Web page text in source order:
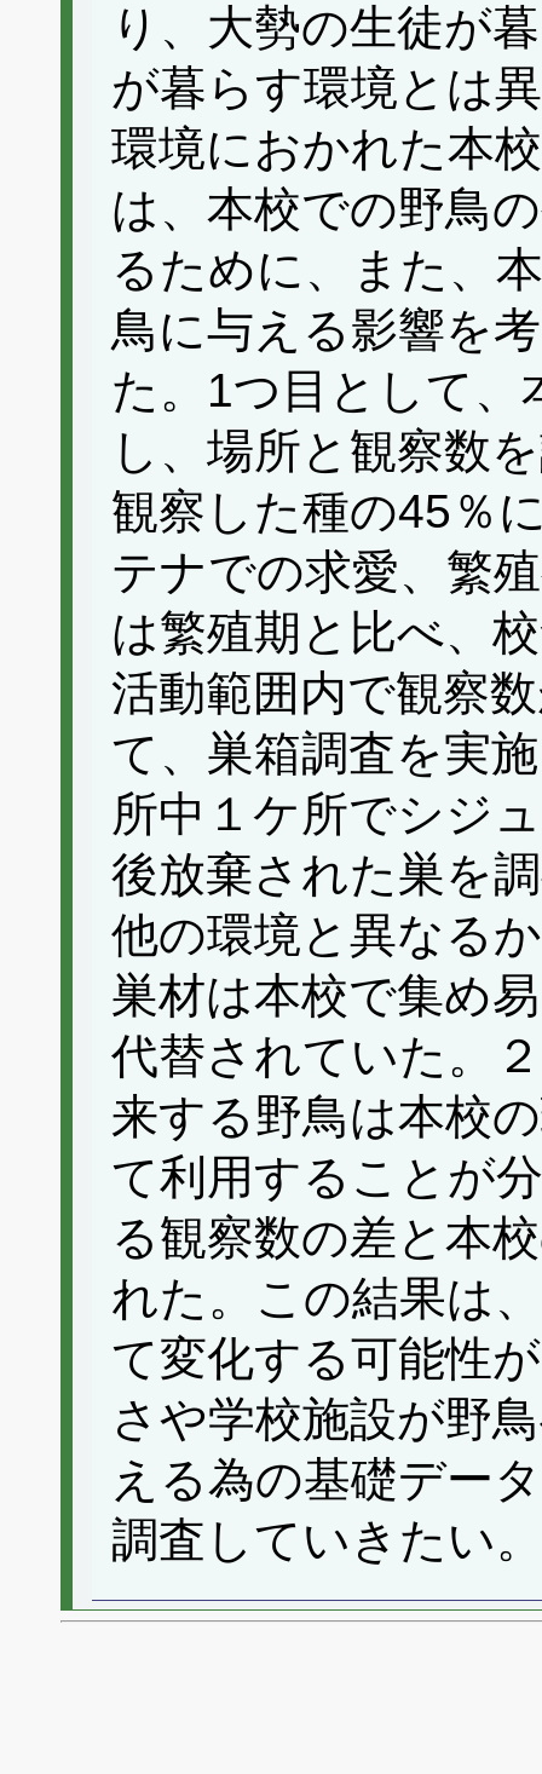
り、大勢の生徒が
が暮らす環境とは
環境におかれた本
は、本校での野鳥
るために、また、
鳥に与える影響を
た。1つ目として、
し、場所と観察数
観察した種の45％
テナでの求愛、繁
は繁殖期と比べ、
活動範囲内で観察
て、巣箱調査を実
所中１ケ所でシジ
後放棄された巣を
他の環境と異なる
巣材は本校で集め
代替されていた。
来する野鳥は本校
て利用することが
る観察数の差と本
れた。この結果は
て変化する可能性
さや学校施設が野
える為の基礎デー
調査していきたい。